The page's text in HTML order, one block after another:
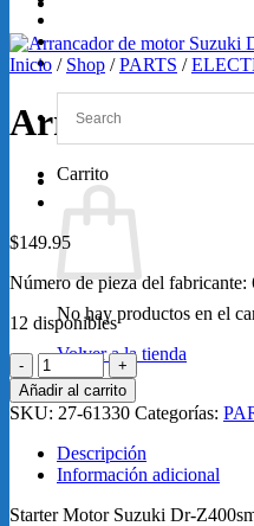
SERVICIOS
Loretta Lynn 2026
Carrito
No hay productos en el
Volver a la tienda
Inicio / Shop / PARTS /
Arrancador
$149.95
Número de pieza del
12 disponibles
Arrancador
de
motor
Suzuki
DR-
Z400SM
DR-
Z400
Añadir al carrito
SKU: 27-61330 Categorías:
Descripción
Información adicional
Starter Motor Suzuki Dr-